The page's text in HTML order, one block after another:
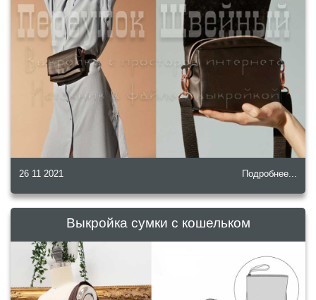
26 11 2021 Подробнее...
Выкройка сумки с кошельком